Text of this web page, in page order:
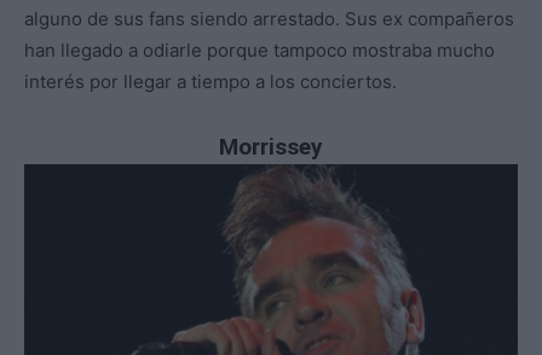
alguno de sus fans siendo arrestado. Sus ex compañeros
han llegado a odiarle porque tampoco mostraba mucho
interés por llegar a tiempo a los conciertos.
Morrissey